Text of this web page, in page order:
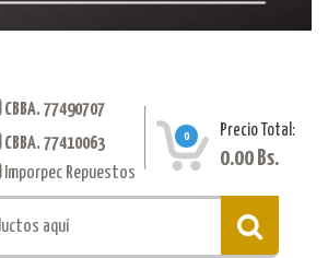
CBBA. 77490707
CBBA. 77410063
Imporpec Repuestos
0 Precio Total:
0.00 Bs.